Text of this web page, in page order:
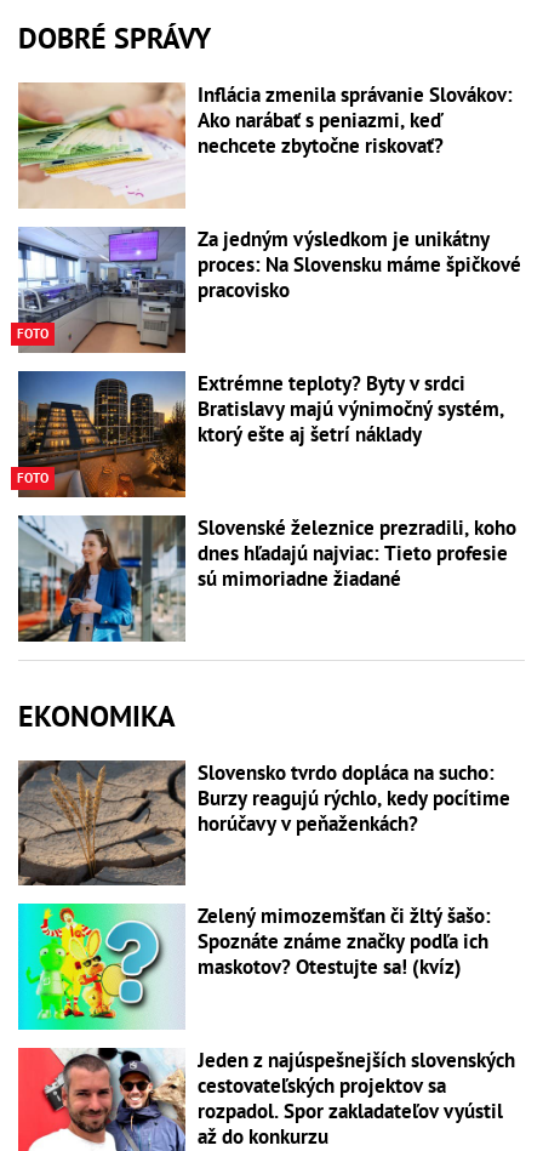
DOBRÉ SPRÁVY
Inflácia zmenila správanie Slovákov:
Ako narábať s peniazmi, keď
nechcete zbytočne riskovať?
FOTO
Za jedným výsledkom je unikátny
proces: Na Slovensku máme špičkové
pracovisko
FOTO
Extrémne teploty? Byty v srdci
Bratislavy majú výnimočný systém,
ktorý ešte aj šetrí náklady
Slovenské železnice prezradili, koho
dnes hľadajú najviac: Tieto profesie
sú mimoriadne žiadané
EKONOMIKA
Slovensko tvrdo dopláca na sucho:
Burzy reagujú rýchlo, kedy pocítime
horúčavy v peňaženkách?
Zelený mimozemšťan či žltý šašo:
Spoznáte známe značky podľa ich
maskotov? Otestujte sa! (kvíz)
Jeden z najúspešnejších slovenských
cestovateľských projektov sa
rozpadol. Spor zakladateľov vyústil
až do konkurzu